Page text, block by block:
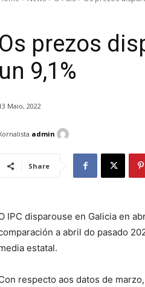
Os prezos
un 9,1%
Maio, 2022
admin
Share
IPC disparouse en Galicia en
a abril do pasado
estatal.
respecto aos datos de